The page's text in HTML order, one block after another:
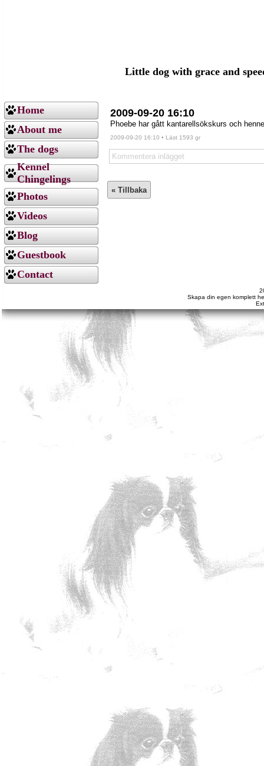
Little dog with grace and
Home
About me
The dogs
Kennel
Chingelings
Photos
Videos
Blog
Guestbook
Contact
2009-09-20 16:10
Phoebe har gått kantarellsökskurs och
2009-09-20 16:10 • Läst 1593 gr
Kommentera inlägget
Skapa din egen komplett